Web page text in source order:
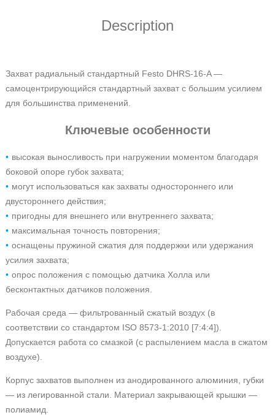
Description
Захват радиальный стандартный Festo DHRS-16-A —
самоцентрирующийся стандартный захват с большим усилием
для большинства применений.
Ключевые особенности
высокая выносливость при нагружении моментом благодаря
боковой опоре губок захвата;
могут использоваться как захваты одностороннего или
двустороннего действия;
пригодны для внешнего или внутреннего захвата;
максимальная точность повторения;
оснащены пружиной сжатия для поддержки или удержания
усилия захвата;
опрос положения с помощью датчика Холла или
бесконтактных датчиков положения.
Рабочая среда — фильтрованный сжатый воздух (в
соответствии со стандартом ISO 8573-1:2010 [7:4:4]).
Допускается работа со смазкой (с распылением масла в сжатом
воздухе).
Корпус захватов выполнен из анодированного алюминия, губки
— из легированной стали. Материал закрывающей крышки —
полиамид.